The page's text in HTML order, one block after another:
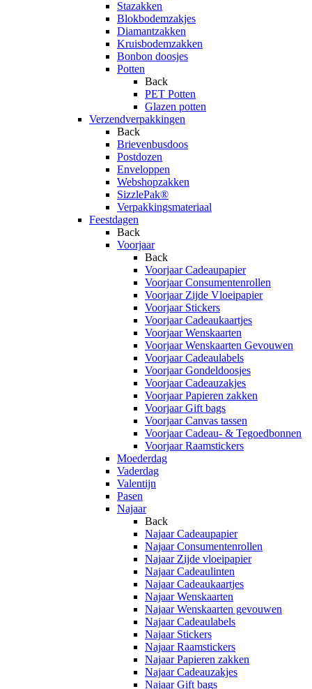
Stazakken
Blokbodemzakjes
Diamantzakken
Kruisbodemzakken
Bonbon doosjes
Potten
Back
PET Potten
Glazen potten
Verzendverpakkingen
Back
Brievenbusdoos
Postdozen
Enveloppen
Webshopzakken
SizzlePak®
Verpakkingsmateriaal
Feestdagen
Back
Voorjaar
Back
Voorjaar Cadeaupapier
Voorjaar Consumentenrollen
Voorjaar Zijde Vloeipapier
Voorjaar Stickers
Voorjaar Cadeaukaartjes
Voorjaar Wenskaarten
Voorjaar Wenskaarten Gevouwen
Voorjaar Cadeaulabels
Voorjaar Gondeldoosjes
Voorjaar Cadeauzakjes
Voorjaar Papieren zakken
Voorjaar Gift bags
Voorjaar Canvas tassen
Voorjaar Cadeau- & Tegoedbonnen
Voorjaar Raamstickers
Moederdag
Vaderdag
Valentijn
Pasen
Najaar
Back
Najaar Cadeaupapier
Najaar Consumentenrollen
Najaar Zijde vloeipapier
Najaar Cadeaulinten
Najaar Cadeaukaartjes
Najaar Wenskaarten
Najaar Wenskaarten gevouwen
Najaar Cadeaulabels
Najaar Stickers
Najaar Raamstickers
Najaar Papieren zakken
Najaar Cadeauzakjes
Najaar Gift bags